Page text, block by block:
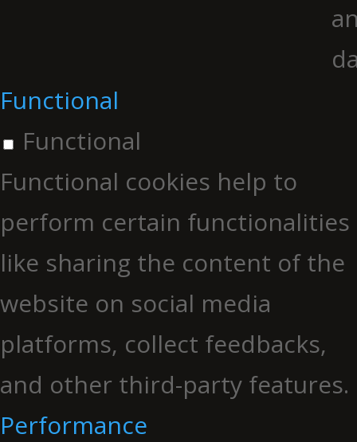
Functional
Functional
Functional cookies help to
perform certain functionalities
like sharing the content of the
website on social media
platforms, collect feedbacks,
and other third-party features.
Performance